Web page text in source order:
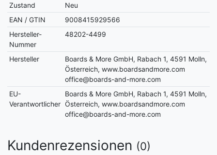
Zustand
Neu
EAN / GTIN
9008415929566
Hersteller-
Nummer
48202-4499
Hersteller
Boards & More GmbH, Rabach 1, 4591 Molln,
Österreich, www.boardsandmore.com
office@boards-and-more.com
EU-
Verantwortlicher
Boards & More GmbH, Rabach 1, 4591 Molln,
Österreich, www.boardsandmore.com
office@boards-and-more.com
Kundenrezensionen (0)